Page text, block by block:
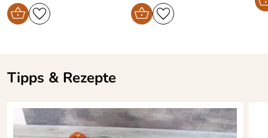
Tipps & Rezepte